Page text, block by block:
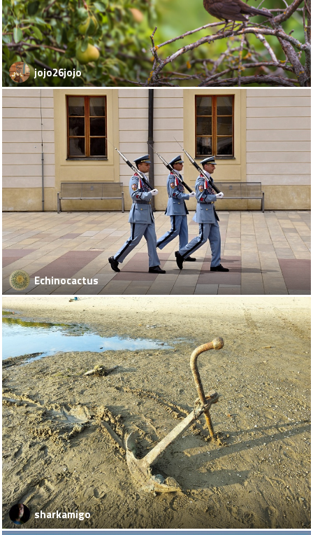
jojo26jojo
Echinocactus
sharkamigo